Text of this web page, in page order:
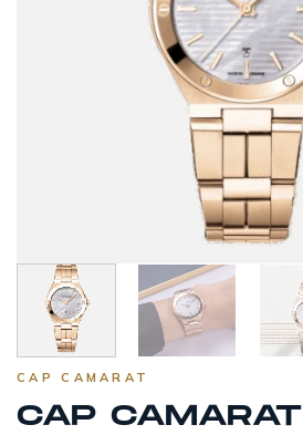
CAP CAMARAT
CAP CAMARAT